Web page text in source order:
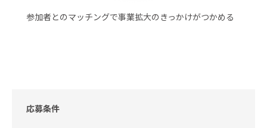
参加者とのマッチングで事業拡大のきっかけがつかめる
応募条件